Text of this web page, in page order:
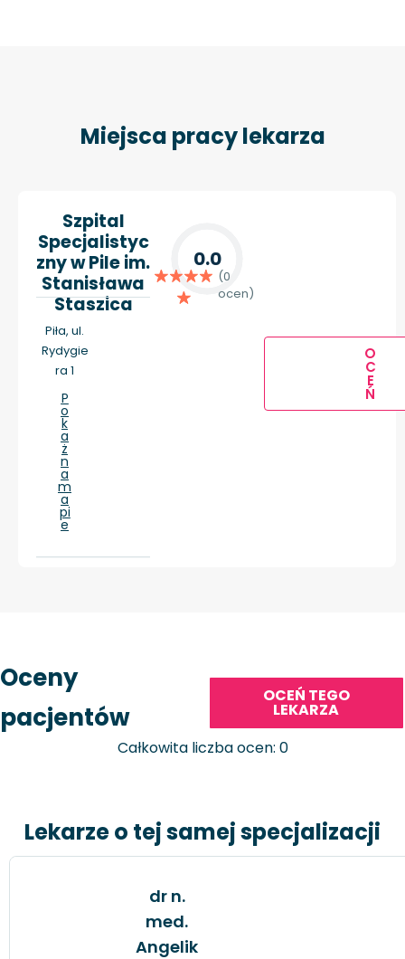
Miejsca pracy lekarza
Szpital
Specjalistyc
zny w Pile im.
Stanisława
Staszica
Piła, ul.
Rydygie
ra 1
P
o
k
a
ż
n
a
m
a
pi
e
0.0
(0
ocen)
O
C
E
Ń
Oceny
pacjentów
OCEŃ TEGO
LEKARZA
Całkowita liczba ocen: 0
Lekarze o tej samej specjalizacji
dr n.
med.
Angelik